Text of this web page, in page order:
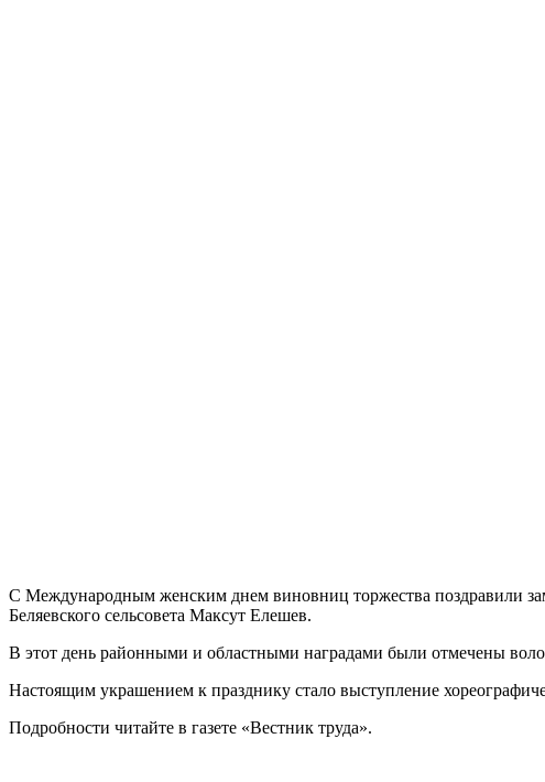
С Международным женским днем виновниц торжества поздравили
Беляевского сельсовета Максут Елешев.
В этот день районными и областными наградами были отмечены
Настоящим украшением к празднику стало выступление
Подробности читайте в газете «Вестник труда».